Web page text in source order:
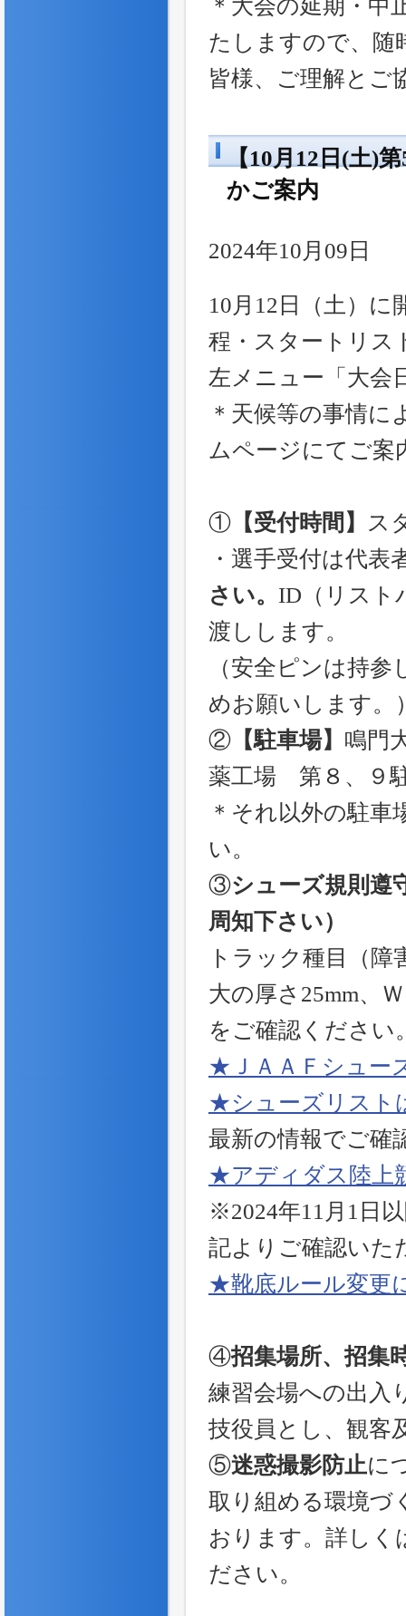
＊大会の延期・
たしますので、随
皆様、ご理解とご
【10月12日(土)
かご案内
2024年10月09日
10月12日（土）
程・スタートリス
左メニュー「大会
＊天候等の事情に
ムページにてご案
① 【受付時間】
ス
・選手受付は代表
さい。 ID（リスト
渡しします。
（安全ピンは持
めお願いします。
② 【駐車場】 鳴門
薬工場 第８、９
＊それ以外の駐
い。
③シューズ規則遵
周知下さい）
トラック種目（障
大の厚さ25mm、
をご確認ください
★ＪＡＡＦシュー
★シューズリスト
最新の情報でご確
★アディダス陸上
※2024年11月1日
記よりご確認いた
★靴底ルール変更
④招集場所、招集
練習会場への出入
技役員とし、観客
⑤迷惑撮影防止に
取り組める環境づ
おります。詳しく
ださい。